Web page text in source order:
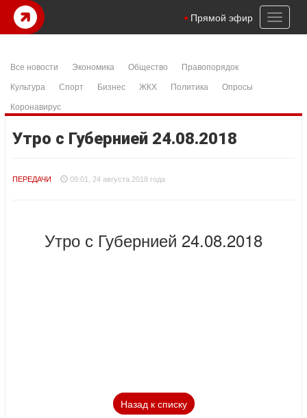
Toggle
Прямой эфир
Все новости Экономика Общество
Правопорядок
Культура
Спорт Бизнес ЖКХ Политика
Опросы
Коронавирус
Утро с Губернией 24.08.2018
ПЕРЕДАЧИ 09:01, 24 августа 2018 года
Утро с Губернией 24.08.2018
Назад к списку